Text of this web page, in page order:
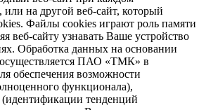
на другой веб-сайт, который
Файлы cookies играют роль памяти
веб-сайту узнавать Ваше устройство
Обработка данных на основании
осуществляется ПАО «ТМК» в
обеспечения возможности
функционала),
(идентификации тенденций